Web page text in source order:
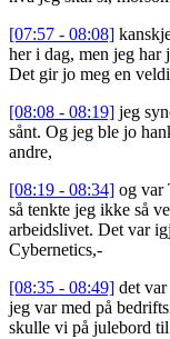
[07:57 - 08:08]
her i dag, men jeg
Det gir jo meg en
[08:08 - 08:19] jeg
sånt. Og jeg ble jo
andre,
[08:19 - 08:34] og var
så tenkte jeg ikke så
arbeidslivet. Det var
Cybernetics,-
[08:35 - 08:49] det
jeg var med på
skulle vi på julebord